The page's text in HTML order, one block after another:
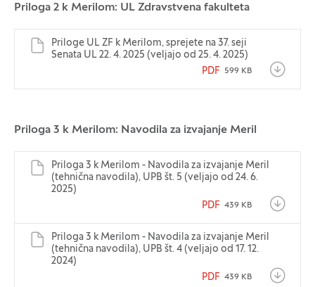
Priloga 2 k Merilom: UL Zdravstvena fakulteta
Priloge UL ZF k Merilom, sprejete na 37. seji
Senata UL 22. 4. 2025 (veljajo od 25. 4. 2025)
PDF
599 KB
Priloga 3 k Merilom: Navodila za izvajanje Meril
Priloga 3 k Merilom - Navodila za izvajanje Meril
(tehnična navodila), UPB št. 5 (veljajo od 24. 6.
2025)
PDF 439 KB
Priloga 3 k Merilom - Navodila za izvajanje Meril
(tehnična navodila), UPB št. 4 (veljajo od 17. 12.
2024)
PDF 439 KB